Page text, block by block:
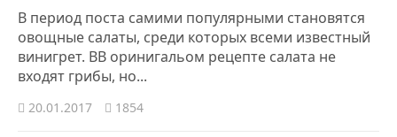
В период поста самими популярными становятся
овощные салаты, среди которых всеми известный
винигрет. ВВ оринигальом рецепте салата не
входят грибы, но...
20.01.2017 1854